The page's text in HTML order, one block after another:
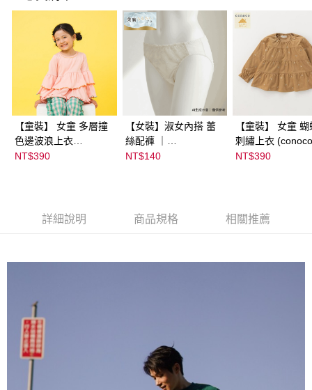
每筆NT$80，滿NT$1,500(含以上)免運費
【童裝】 女童 多層撞
色邊波浪上衣
(futafuta) ｜
NT$390
【女裝】淑女內搭 蕾
絲配褲 ｜
04303C05372000002
NT$140
【童裝】 女童
刺繡上衣
NT$390
詳細說明 商品規格 相關推薦